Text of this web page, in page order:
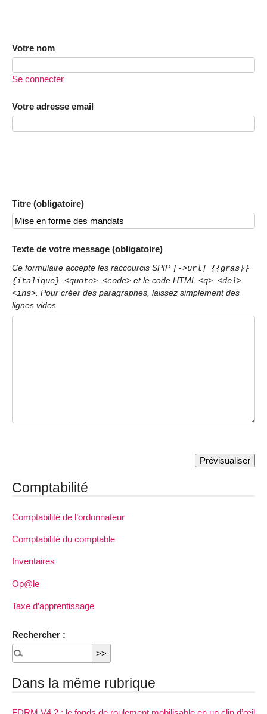
Votre nom
Se connecter
Votre adresse email
Titre (obligatoire)
Texte de votre message (obligatoire)
Ce formulaire accepte les raccourcis SPIP [->url] {{gras}}
{italique} <quote> <code> et le code HTML <q> <del>
<ins>. Pour créer des paragraphes, laissez simplement des
lignes vides.
Comptabilité
Comptabilité de l’ordonnateur
Comptabilité du comptable
Inventaires
Op@le
Taxe d’apprentissage
Rechercher :
Dans la même rubrique